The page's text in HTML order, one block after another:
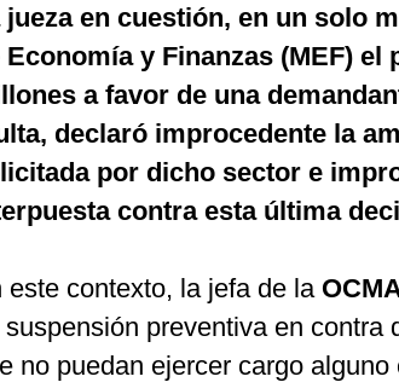
jueza en cuestión, en un solo
Economía y Finanzas (MEF) el
a favor de una
declaró improcedente la
por dicho sector e
contra esta última
este contexto, la jefa de la
suspensión preventiva en contra
no puedan ejercer cargo